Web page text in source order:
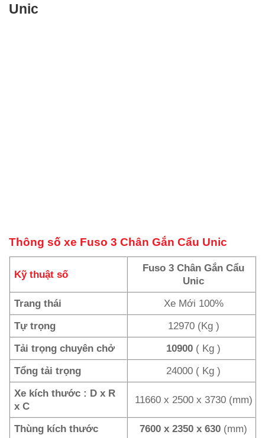
Unic
Thông số xe Fuso 3 Chân Gắn Cẩu Unic
Kỹ thuật số
Fuso 3 Chân Gắn Cẩu
Unic
Trang thái
Xe Mới 100%
Tự trọng
12970 (Kg )
Tải trọng chuyên chở
10900 ( Kg )
Tổng tải trọng
24000 ( Kg )
Xe kích thước : D x R
x C
11660 x 2500 x 3730 (mm)
Thùng kích thước 7600 x 2350 x 630 (mm)